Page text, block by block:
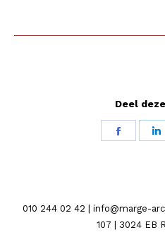
Deel
Share
010 244 02 42 | info@marge-
107 | 3024 EB